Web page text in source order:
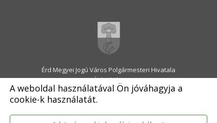
A weboldal használatával Ön jóváhagyja a
cookie-k használatát.
Érd Megyei Jogú Város Polgármesteri Hivatala
2030 Érd, Alsó utca 1.
Levélcím: 2031 Érd, Pf.: 31
E-mail:onkormanyzat@erd.hu
Telefonközpont:06-23-522-300